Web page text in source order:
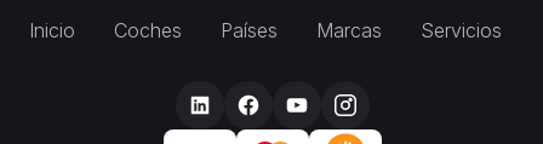
Inicio Coches Países Marcas Servicios